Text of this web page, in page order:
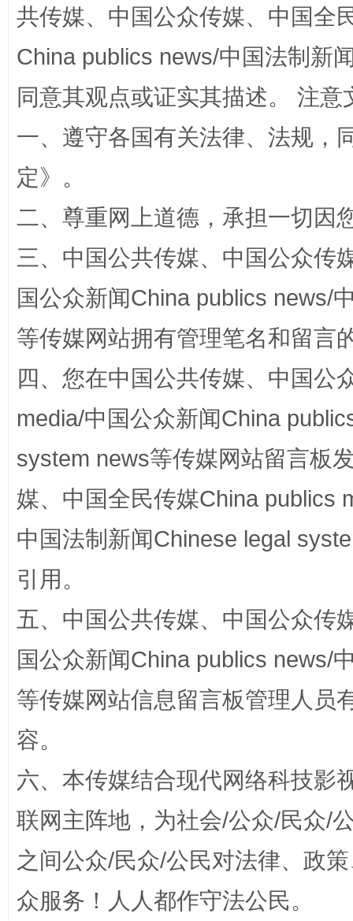
站台名比不上好声名
漫山遍野的桃花与雪山、麦地、白藏房 除
招工难、用工荒背后
共传媒、中国公众传媒、中国全
China publics news/中国法制新
同意其观点或证实其描述。 注
一、遵守各国有关法律、法规，
定》。
二、尊重网上道德，承担一切因
三、中国公共传媒、中国公众传
国公众新闻China publics news/
等传媒网站拥有管理笔名和留言
四、您在中国公共传媒、中国公
media/中国公众新闻China
system news等传媒网站留言板
媒、中国全民传媒China publics
中国法制新闻Chinese legal
引用。
五、中国公共传媒、中国公众传
国公众新闻China publics news/
等传媒网站信息留言板管理人员
容。
六、本传媒结合现代网络科技影
联网主阵地，为社会/公众/民众/
之间公众/民众/公民对法律、政
众服务！人人都作守法公民。